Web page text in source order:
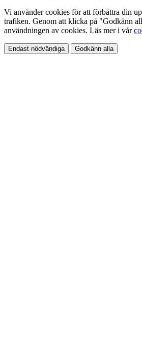
Vi använder cookies för att förbättra din
trafiken. Genom att klicka på "Godkänn
användningen av cookies. Läs mer i vår
Endast nödvändiga Godkänn alla